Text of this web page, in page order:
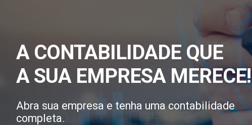
A CONTABILIDADE QUE
A SUA EMPRESA MERECE!
Abra sua empresa e tenha uma contabilidade
completa.